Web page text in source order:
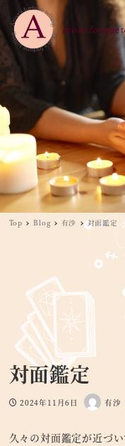
Top Blog 有沙 対面鑑定
対面鑑定
投稿日
2024年11月6日
著
有沙
久々の対面鑑定が近づい